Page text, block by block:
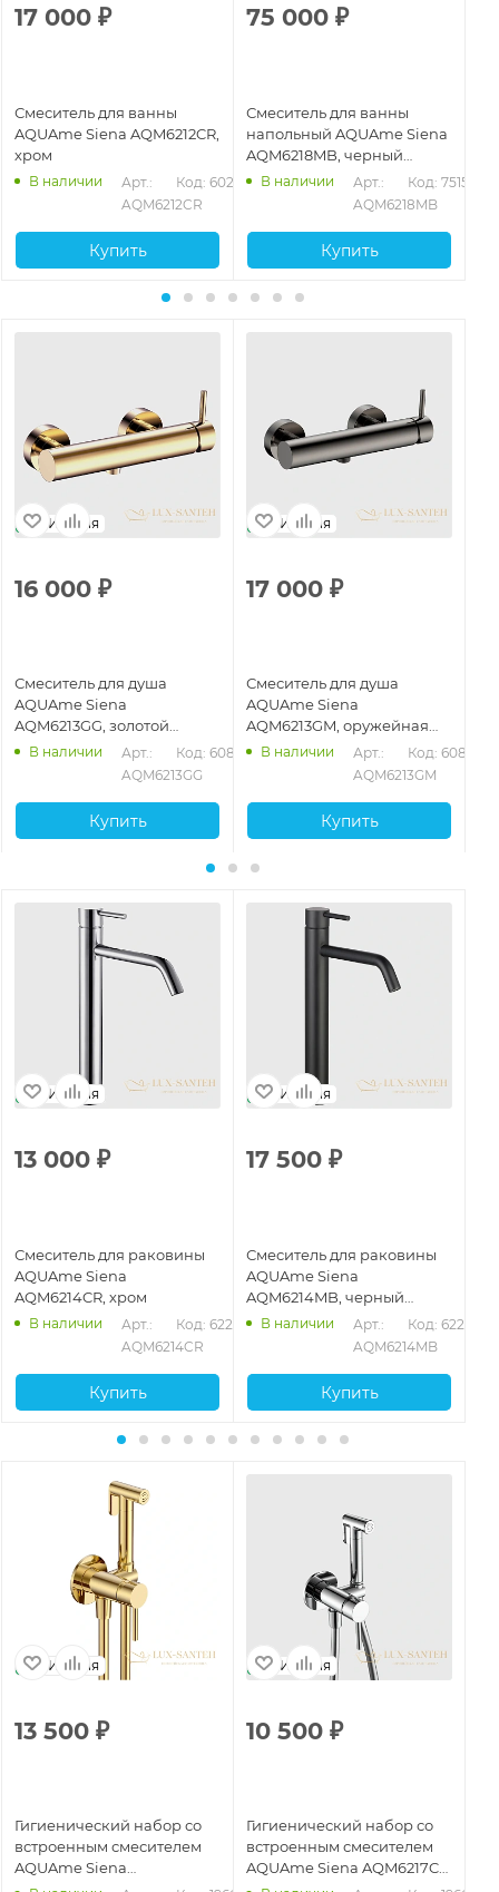
17 000 ₽
Смеситель для ванны
AQUAme Siena AQM6212CR,
хром
В наличии
Арт.:
AQM6212CR
Код: 60213
Купить
75 000 ₽
Смеситель для ванны
напольный AQUAme Siena
AQM6218MB, черный
матовый
В наличии
Арт.:
AQM6218MB
Код: 75151
Купить
Италия
16 000 ₽
Смеситель для душа
AQUAme Siena
AQM6213GG, золотой
глянцевый
В наличии
Арт.:
AQM6213GG
Код: 60867
Купить
Италия
17 000 ₽
Смеситель для душа
AQUAme Siena
AQM6213GM, оружейная
сталь
В наличии
Арт.:
AQM6213GM
Код: 60868
Купить
Италия
13 000 ₽
Смеситель для раковины
AQUAme Siena
AQM6214CR, хром
В наличии
Арт.:
AQM6214CR
Код: 62266
Купить
Италия
17 500 ₽
Смеситель для раковины
AQUAme Siena
AQM6214MB, черный
матовый
В наличии
Арт.:
AQM6214MB
Код: 62269
Купить
Италия
13 500 ₽
Гигиенический набор со
встроенным смесителем
AQUAme Siena
Италия
10 500 ₽
Гигиенический набор со
встроенным смесителем
AQUAme Siena AQM6217CR,